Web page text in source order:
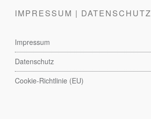
IMPRESSUM | DATENSCHUTZ
Impressum
Datenschutz
Cookie-Richtlinie (EU)